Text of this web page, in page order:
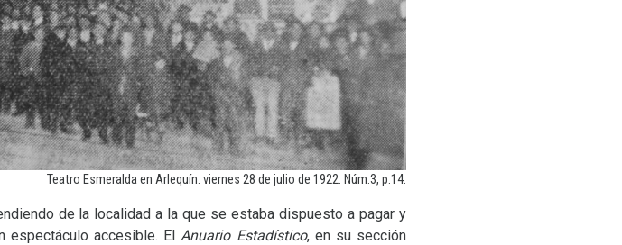
Teatro Esmeralda en Arlequín. viernes 28 de julio de 1922. Núm.3, p.14.
de la localidad a la que se estaba dispuesto a pagar y
espectáculo accesible. ElAnuario Estadístico, en su sección